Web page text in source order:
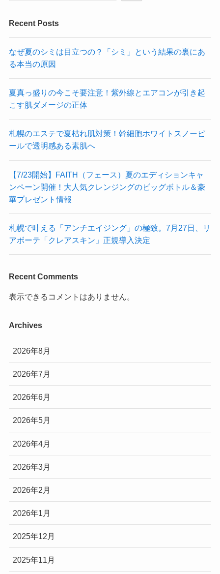
Recent Posts
なぜ夏のシミは目立つの？「シミ」という結果の裏にあ
る本当の原因
夏真っ盛りの今こそ要注意！紫外線とエアコンが引き起
こす肌ダメージの正体
札幌のエステで夏枯れ肌対策！幹細胞ホワイトスノーピ
ールで透明感ある素肌へ
【7/23開始】FAITH（フェース）夏のエディションキャ
ンペーン開催！大人気クレンジングのビッグボトル＆豪
華プレゼント情報
札幌で叶える「アンチエイジング」の極致。7月27日、リ
アボーテ「クレアスキン」正規導入決定
Recent Comments
表示できるコメントはありません。
Archives
2026年8月
2026年7月
2026年6月
2026年5月
2026年4月
2026年3月
2026年2月
2026年1月
2025年12月
2025年11月